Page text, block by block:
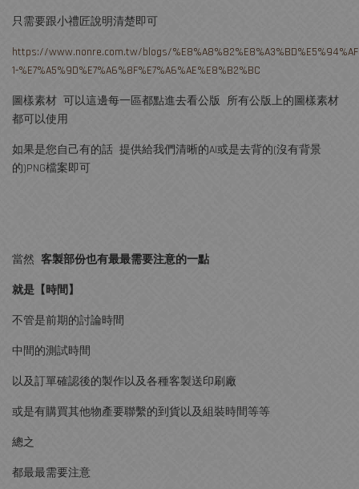
只需要跟小禮匠說明清楚即可
https://www.nonre.com.tw/blogs/
1-%E7%A5%9D%E7%A6%8F%E7%A6%AE%E8%B2%BC
圖樣素材 可以這邊每一區都點進去看公版 所有公版上的圖樣素材
都可以使用
如果是您自己有的話 提供給我們清晰的AI或是去背的(沒有背景
的)PNG檔案即可
當然 客製部份也有最最需要注意的一點
就是【時間】
不管是前期的討論時間
中間的測試時間
以及訂單確認後的製作以及各種客製送印刷廠
或是有購買其他物產要聯繫的到貨以及組裝時間等等
總之
都最最需要注意